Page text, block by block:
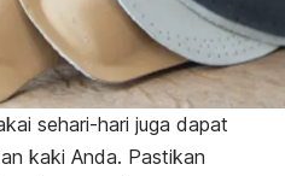
sehari-hari juga dapat
kaki Anda. Pastikan